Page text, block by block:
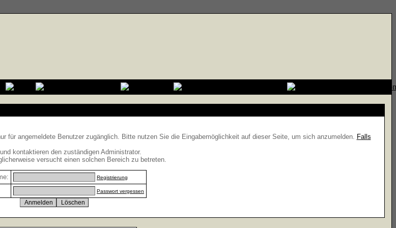
für angemeldete Benutzer zugänglich. Bitte nutzen Sie die Eingabemöglichkeit auf dieser Seite, um sich anzumelden. Falls
kontaktieren den zuständigen Administrator.
versucht einen solchen Bereich zu betreten.
Registrierung
Passwort vergessen